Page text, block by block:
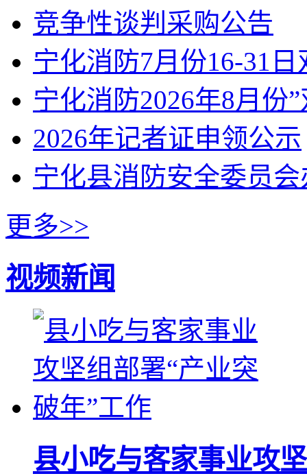
竞争性谈判采购公告
宁化消防7月份16-31
宁化消防2026年8月份
2026年记者证申领公示
宁化县消防安全委员
更多>>
视频新闻
县小吃与客家事业攻